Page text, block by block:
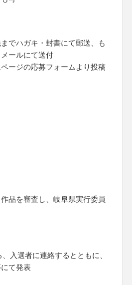
でハガキ・封書にて郵送、も
ールにて送付
ージの応募フォームより投稿
品を審査し、岐阜県実行委員
入選者に連絡するとともに、
て発表